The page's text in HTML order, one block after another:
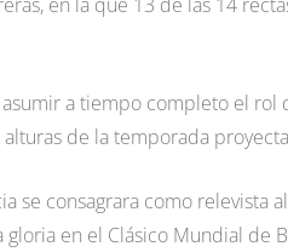
en la que 13 de las 14
a tiempo completo el
de la temporada
se consagrara como relevista
gloria en el Clásico Mundial